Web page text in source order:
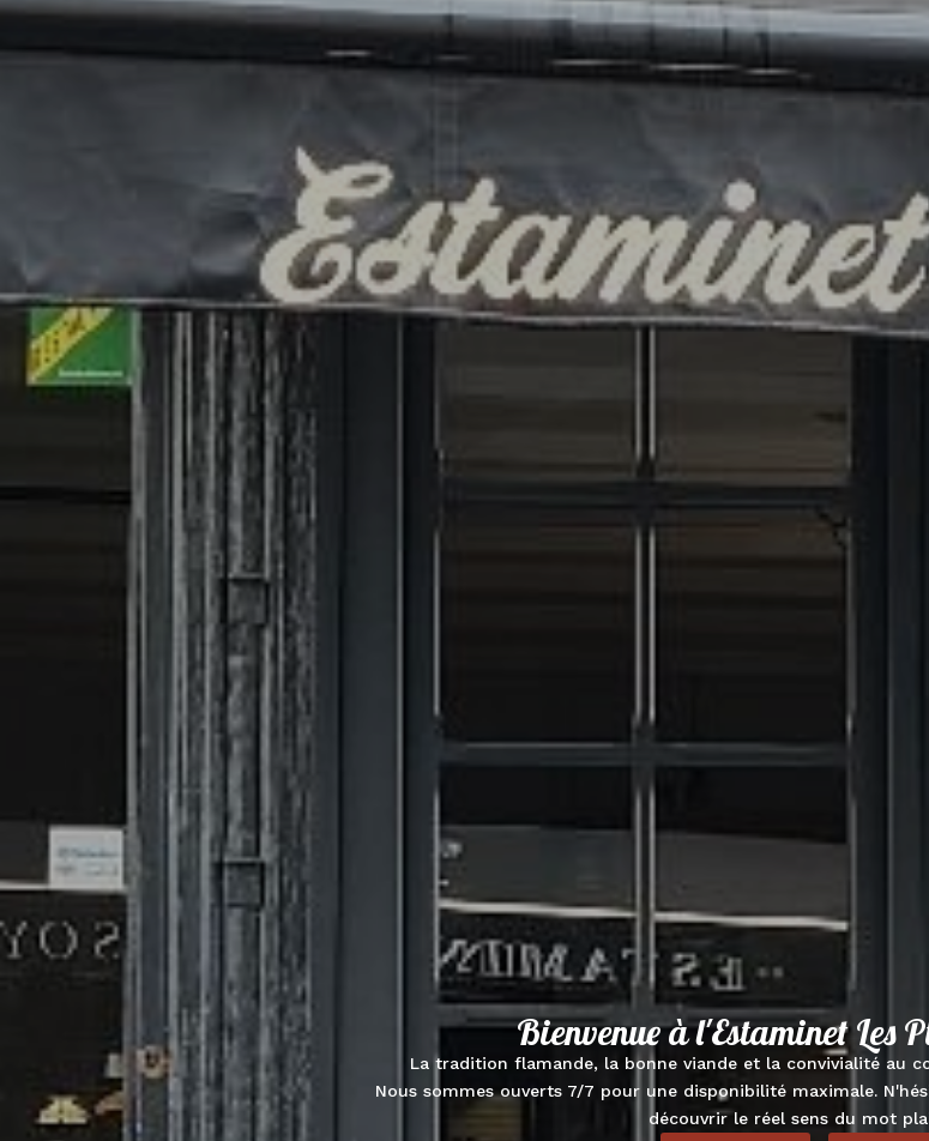
Bienvenue à l'Estaminet Les
La tradition flamande, la bonne viande et la convivialité au
Nous sommes ouverts 7/7 pour une disponibilité maximale.
découvrir le réel sens du mot